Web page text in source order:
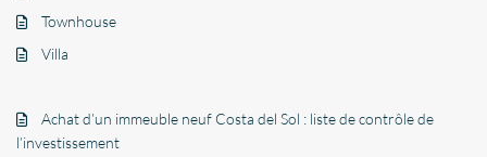
Townhouse
Villa
Achat d’un immeuble neuf Costa del Sol : liste de contrôle de
l’investissement